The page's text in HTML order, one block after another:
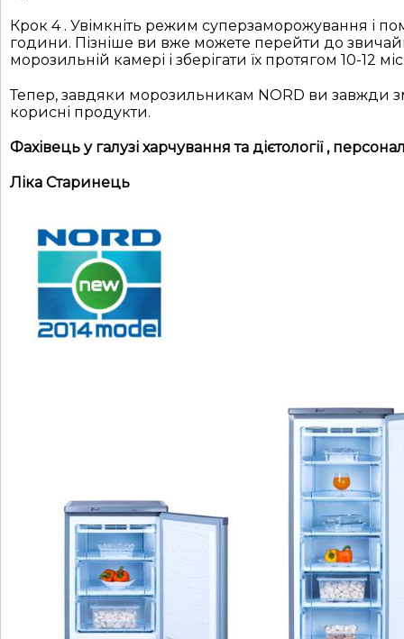
Крок 4 . Увімкніть режим суперзаморожування і
години. Пізніше ви вже можете перейти до
морозильній камері і зберігати їх протягом 10-12
Тепер, завдяки морозильникам NORD ви завжди
корисні продукти.
Фахівець у галузі харчування та дієтології ,
Ліка Старинець